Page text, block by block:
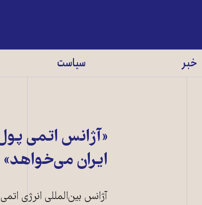
خبر سیاست
«آژانس اتمی
ایران می‌خواهد»
آژانس بین‌المللی انرژی